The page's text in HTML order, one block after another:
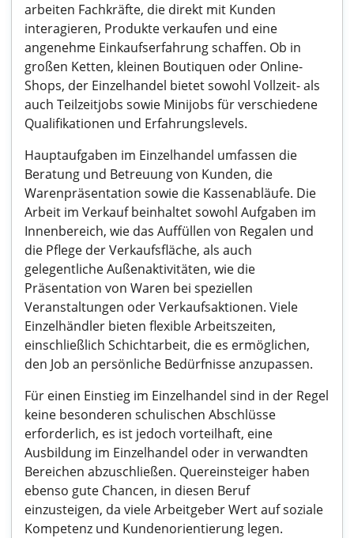
arbeiten Fachkräfte, die direkt mit Kunden
interagieren, Produkte verkaufen und eine
angenehme Einkaufserfahrung schaffen. Ob in
großen Ketten, kleinen Boutiquen oder Online-
Shops, der Einzelhandel bietet sowohl Vollzeit- als
auch Teilzeitjobs sowie Minijobs für verschiedene
Qualifikationen und Erfahrungslevels.
Hauptaufgaben im Einzelhandel umfassen die
Beratung und Betreuung von Kunden, die
Warenpräsentation sowie die Kassenabläufe. Die
Arbeit im Verkauf beinhaltet sowohl Aufgaben im
Innenbereich, wie das Auffüllen von Regalen und
die Pflege der Verkaufsfläche, als auch
gelegentliche Außenaktivitäten, wie die
Präsentation von Waren bei speziellen
Veranstaltungen oder Verkaufsaktionen. Viele
Einzelhändler bieten flexible Arbeitszeiten,
einschließlich Schichtarbeit, die es ermöglichen,
den Job an persönliche Bedürfnisse anzupassen.
Für einen Einstieg im Einzelhandel sind in der Regel
keine besonderen schulischen Abschlüsse
erforderlich, es ist jedoch vorteilhaft, eine
Ausbildung im Einzelhandel oder in verwandten
Bereichen abzuschließen. Quereinsteiger haben
ebenso gute Chancen, in diesen Beruf
einzusteigen, da viele Arbeitgeber Wert auf soziale
Kompetenz und Kundenorientierung legen.